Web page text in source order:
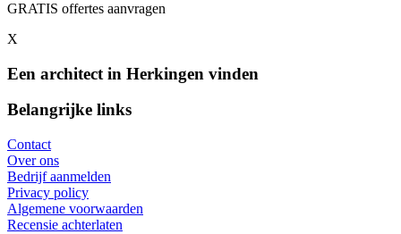
GRATIS offertes aanvragen
X
Een architect in Herkingen vinden
Belangrijke links
Contact
Over ons
Bedrijf aanmelden
Privacy policy
Algemene voorwaarden
Recensie achterlaten